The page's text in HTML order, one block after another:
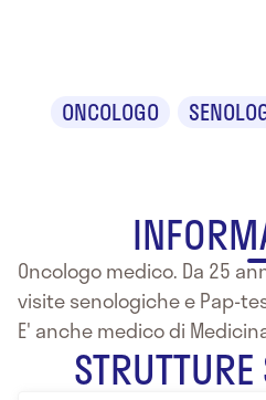
ONCOLOGO
Oncologo medico. Da 25
visite senologiche e Pap-
E' anche medico di